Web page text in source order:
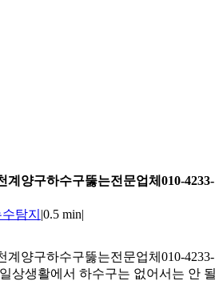
계양구하수구뚫는전문업체010-4233-
탐지 |0.5 min|
계양구하수구뚫는전문업체010-4233-
상생활에서 하수구는 없어서는 안